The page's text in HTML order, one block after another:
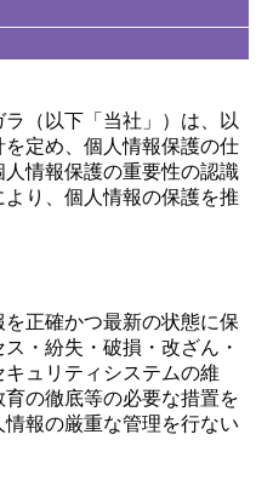
（以下「当社」）は、以
定め、個人情報保護の仕
情報保護の重要性の認識
り、個人情報の保護を推
正確かつ最新の状態に保
・紛失・破損・改ざん・
ュリティシステムの維
の徹底等の必要な措置を
報の厳重な管理を行ない